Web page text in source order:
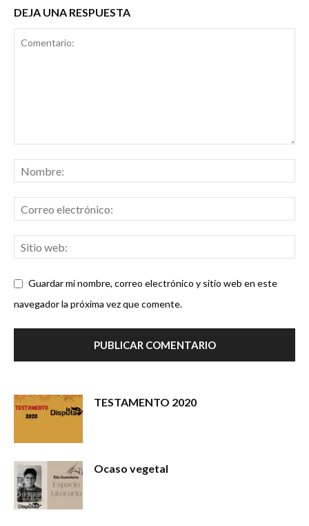
DEJA UNA RESPUESTA
Guardar mi nombre, correo electrónico y sitio web en este
navegador la próxima vez que comente.
TESTAMENTO 2020
Ocaso vegetal